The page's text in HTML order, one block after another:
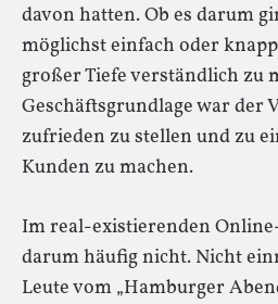
davon hatten. Ob es darum
möglichst einfach oder
großer Tiefe verständlich zu
Geschäftsgrundlage war der
zufrieden zu stellen und zu
Kunden zu machen.
Im real-existierenden
darum häufig nicht. Nicht
Leute vom „Hamburger